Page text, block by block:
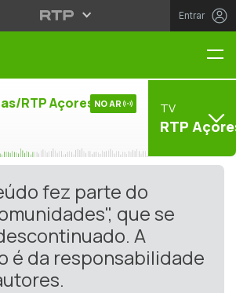
Entrar
RTP Açores NO AR TV
RTP
fez parte do
que se
A
é da responsabilidade